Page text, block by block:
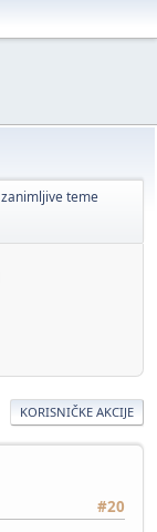
zanimljive teme
KORISNIČKE AKCIJE
#20